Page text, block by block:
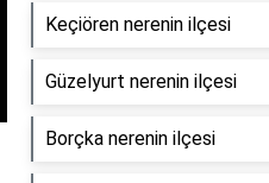
Keçiören nerenin ilçesi
Güzelyurt nerenin ilçesi
Borçka nerenin ilçesi